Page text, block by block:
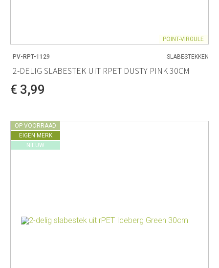
POINT-VIRGULE
PV-RPT-1129 SLABESTEKKEN
2-DELIG SLABESTEK UIT RPET DUSTY PINK 30CM
€ 3,99
OP VOORRAAD
EIGEN MERK
NIEUW